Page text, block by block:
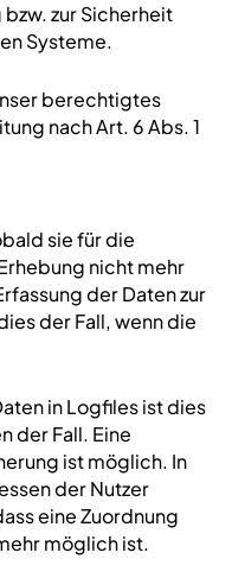
zur Sicherheit
Systeme.
berechtigtes
nach Art. 6 Abs. 1
sie für die
nicht mehr
der Daten zur
der Fall, wenn die
in Logfiles ist dies
der Fall. Eine
ist möglich. In
der Nutzer
eine Zuordnung
möglich ist.